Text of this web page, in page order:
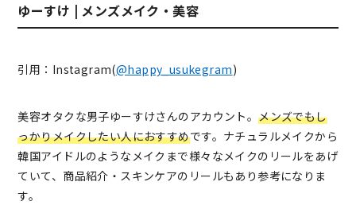
ゆーすけ | メンズメイク・美容
引用：Instagram(@happy_usukegram)
美容オタクな男子ゆーすけさんのアカウント。メンズでもし
っかりメイクしたい人におすすめです。ナチュラルメイクから
韓国アイドルのようなメイクまで様々なメイクのリールをあげ
ていて、商品紹介・スキンケアのリールもあり参考になりま
す。